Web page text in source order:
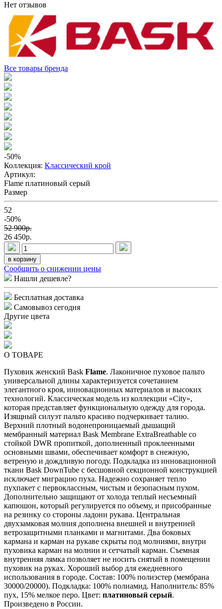
Нет отзывов
Все товары бренда
-50%
Коллекция: Классический крой
Артикул:
Flame платиновый серый
Размер
52
-50%
52 900p.
26 450p.
в корзину
Сообщить о снижении цены
Нашли дешевле?
Бесплатная доставка
Самовывоз сегодня
Другие цвета
О ТОВАРЕ
Пуховик женский Bask Flame. Лаконичное пуховое пальто
универсальной длины характеризуется сочетанием
элегантного кроя, инновационных материалов и высоких
технологий. Классическая модель из коллекции «City»,
которая представляет функциональную одежду для города.
Изящный силуэт пальто красиво подчеркивает талию.
Верхний плотный водонепроницаемый дышащий
мембранный материал Bask Membrane ExtraBreathable со
стойкой DWR пропиткой, дополненный проклеенными
основными швами, обеспечивает комфорт в снежную,
ветреную и дождливую погоду. Подкладка из инновационной
ткани Bask DownTube с бесшовной секционной конструкцией
исключает миграцию пуха. Надежно сохраняет тепло
пухпакет с первоклассным, чистым и безопасным пухом.
Дополнительно защищают от холода теплый несъемный
капюшон, который регулируется по объему, и присобранные
на резинку со стороны ладони рукава. Центральная
двухзамковая молния дополнена внешней и внутренней
ветрозащитными планками и магнитами. Два боковых
кармана и карман на рукаве скрыты под молниями, внутри
пуховика карман на молнии и сетчатый карман. Съемная
внутренняя лямка позволяет не носить снятый в помещении
пуховик на руках. Хороший выбор для ежедневного
использования в городе. Состав: 100% полиэстер (мембрана
30000/20000). Подкладка: 100% полиамид. Наполнитель: 85%
пух, 15% мелкое перо. Цвет: платиновый серый.
Произведено в России.